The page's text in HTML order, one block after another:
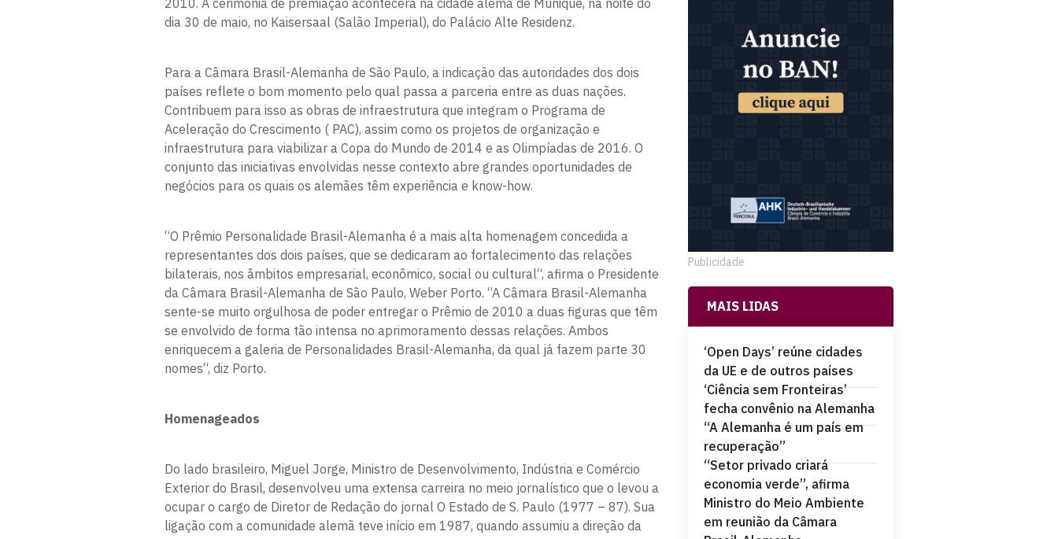
2010. A cerimônia de premiação acontecerá na cidade alemã de Munique, na noite do
dia 30 de maio, no Kaisersaal (Salão Imperial), do Palácio Alte Residenz.
Para a Câmara Brasil-Alemanha de São Paulo, a indicação das autoridades dos dois
países reflete o bom momento pelo qual passa a parceria entre as duas nações.
Contribuem para isso as obras de infraestrutura que integram o Programa de
Aceleração do Crescimento ( PAC), assim como os projetos de organização e
infraestrutura para viabilizar a Copa do Mundo de 2014 e as Olimpíadas de 2016. O
conjunto das iniciativas envolvidas nesse contexto abre grandes oportunidades de
negócios para os quais os alemães têm experiência e know-how.
“O Prêmio Personalidade Brasil-Alemanha é a mais alta homenagem concedida a
representantes dos dois países, que se dedicaram ao fortalecimento das relações
bilaterais, nos âmbitos empresarial, econômico, social ou cultural“, afirma o Presidente
da Câmara Brasil-Alemanha de São Paulo, Weber Porto. “A Câmara Brasil-Alemanha
sente-se muito orgulhosa de poder entregar o Prêmio de 2010 a duas figuras que têm
se envolvido de forma tão intensa no aprimoramento dessas relações. Ambos
enriquecem a galeria de Personalidades Brasil-Alemanha, da qual já fazem parte 30
nomes“, diz Porto.
Homenageados
Do lado brasileiro, Miguel Jorge, Ministro de Desenvolvimento, Indústria e Comércio
Exterior do Brasil, desenvolveu uma extensa carreira no meio jornalístico que o levou a
ocupar o cargo de Diretor de Redação do jornal O Estado de S. Paulo (1977 – 87). Sua
ligação com a comunidade alemã teve início em 1987, quando assumiu a direção da
Publicidade
MAIS LIDAS
‘Open Days’ reúne cidades
da UE e de outros países
‘Ciência sem Fronteiras’
fecha convênio na Alemanha
“A Alemanha é um país em
recuperação”
“Setor privado criará
economia verde”, afirma
Ministro do Meio Ambiente
em reunião da Câmara